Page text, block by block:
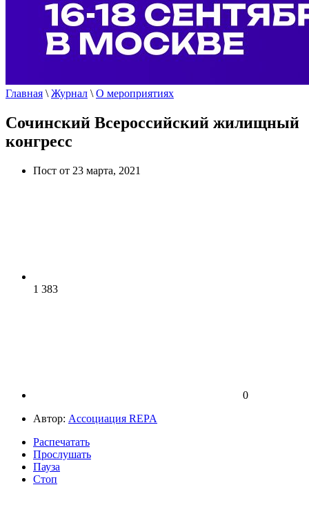
Главная \ Журнал \ О мероприятиях
Сочинский Всероссийский жилищный
конгресс
Пост от 23 марта, 2021
1 383
0
Автор: Ассоциация REPA
Распечатать
Прослушать
Пауза
Стоп